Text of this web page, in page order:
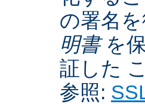
の署名
明書を
証した
参照: